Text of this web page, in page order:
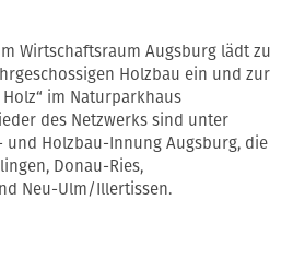
Wirtschaftsraum Augsburg lädt zu
Holzbau ein und zur
im Naturparkhaus
des Netzwerks sind unter
Holzbau-Innung Augsburg, die
Donau-Ries,
Neu-Ulm/Illertissen.